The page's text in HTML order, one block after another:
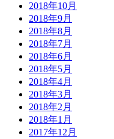
2018年10月
2018年9月
2018年8月
2018年7月
2018年6月
2018年5月
2018年4月
2018年3月
2018年2月
2018年1月
2017年12月